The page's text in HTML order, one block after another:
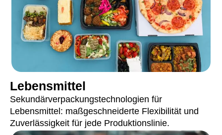
Lebensmittel
Sekundärverpackungstechnologien für
Lebensmittel: maßgeschneiderte Flexibilität und
Zuverlässigkeit für jede Produktionslinie.